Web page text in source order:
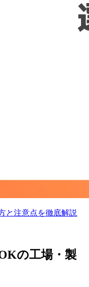
と注意点を徹底解説
の工場・製